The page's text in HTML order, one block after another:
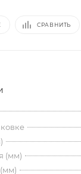
СРАВНИТЬ
(мм)